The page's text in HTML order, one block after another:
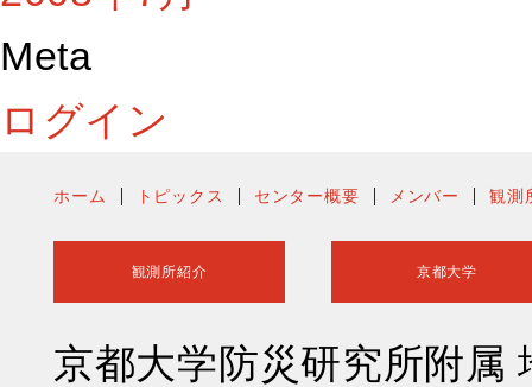
Meta
ログイン
ホーム トピックス センター概要 メンバー 観測
観測所紹介 京都大学
京都大学防災研究所附